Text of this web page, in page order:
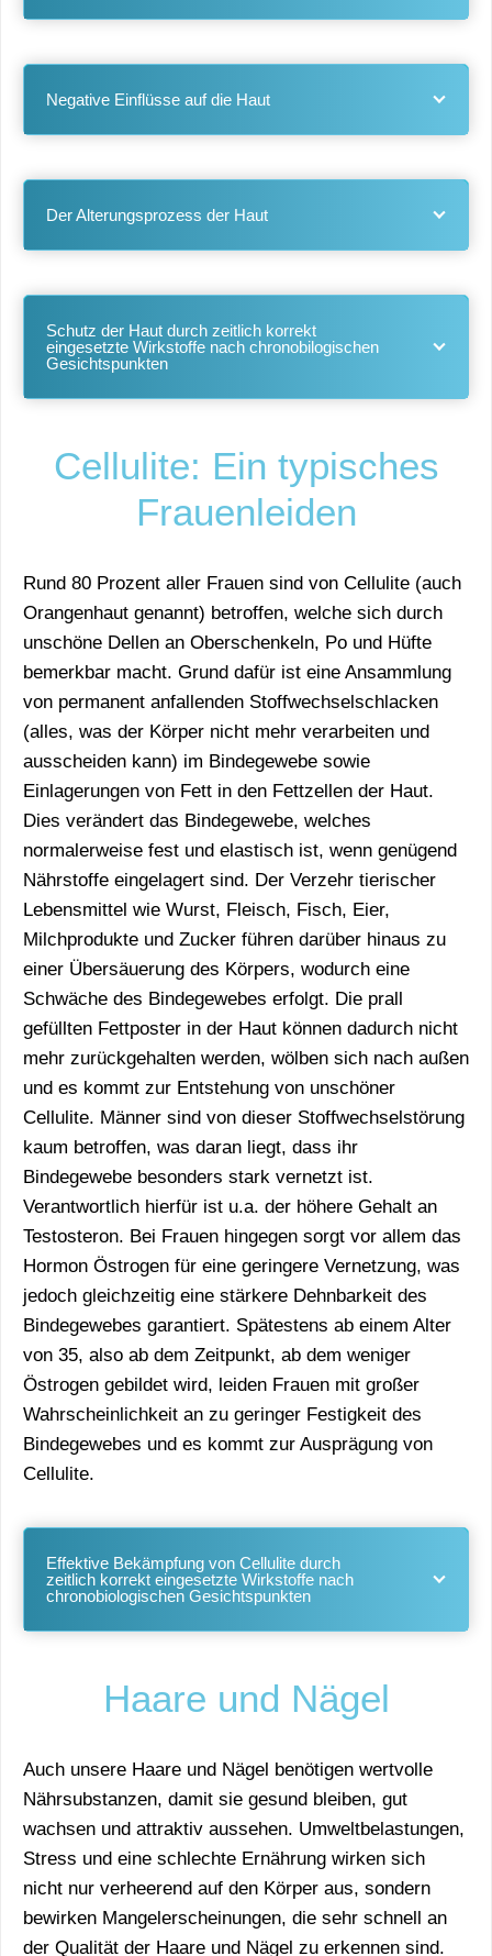
Negative Einflüsse auf die Haut
Der Alterungsprozess der Haut
Schutz der Haut durch zeitlich korrekt
eingesetzte Wirkstoffe nach chronobilogischen
Gesichtspunkten
Cellulite: Ein typisches
Frauenleiden
Rund 80 Prozent aller Frauen sind von Cellulite (auch
Orangenhaut genannt) betroffen, welche sich durch
unschöne Dellen an Oberschenkeln, Po und Hüfte
bemerkbar macht. Grund dafür ist eine Ansammlung
von permanent anfallenden Stoffwechselschlacken
(alles, was der Körper nicht mehr verarbeiten und
ausscheiden kann) im Bindegewebe sowie
Einlagerungen von Fett in den Fettzellen der Haut.
Dies verändert das Bindegewebe, welches
normalerweise fest und elastisch ist, wenn genügend
Nährstoffe eingelagert sind. Der Verzehr tierischer
Lebensmittel wie Wurst, Fleisch, Fisch, Eier,
Milchprodukte und Zucker führen darüber hinaus zu
einer Übersäuerung des Körpers, wodurch eine
Schwäche des Bindegewebes erfolgt. Die prall
gefüllten Fettposter in der Haut können dadurch nicht
mehr zurückgehalten werden, wölben sich nach außen
und es kommt zur Entstehung von unschöner
Cellulite. Männer sind von dieser Stoffwechselstörung
kaum betroffen, was daran liegt, dass ihr
Bindegewebe besonders stark vernetzt ist.
Verantwortlich hierfür ist u.a. der höhere Gehalt an
Testosteron. Bei Frauen hingegen sorgt vor allem das
Hormon Östrogen für eine geringere Vernetzung, was
jedoch gleichzeitig eine stärkere Dehnbarkeit des
Bindegewebes garantiert. Spätestens ab einem Alter
von 35, also ab dem Zeitpunkt, ab dem weniger
Östrogen gebildet wird, leiden Frauen mit großer
Wahrscheinlichkeit an zu geringer Festigkeit des
Bindegewebes und es kommt zur Ausprägung von
Cellulite.
Effektive Bekämpfung von Cellulite durch
zeitlich korrekt eingesetzte Wirkstoffe nach
chronobiologischen Gesichtspunkten
Haare und Nägel
Auch unsere Haare und Nägel benötigen wertvolle
Nährsubstanzen, damit sie gesund bleiben, gut
wachsen und attraktiv aussehen. Umweltbelastungen,
Stress und eine schlechte Ernährung wirken sich
nicht nur verheerend auf den Körper aus, sondern
bewirken Mangelerscheinungen, die sehr schnell an
der Qualität der Haare und Nägel zu erkennen sind.